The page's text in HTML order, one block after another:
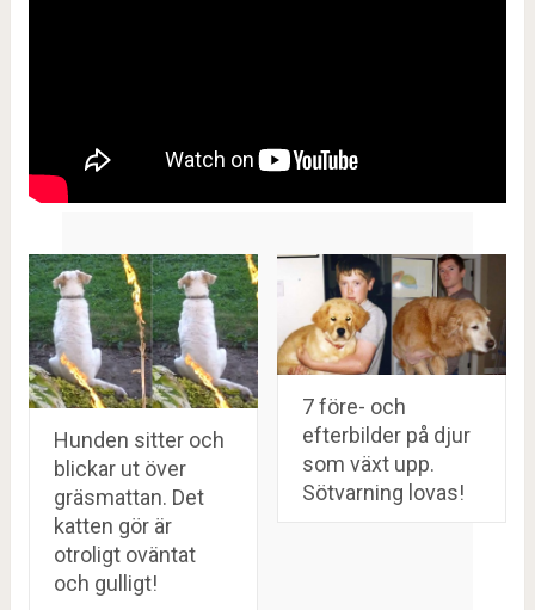
Hunden sitter och
blickar ut över
gräsmattan. Det
katten gör är
otroligt oväntat
och gulligt!
7 före- och
efterbilder på djur
som växt upp.
Sötvarning lovas!